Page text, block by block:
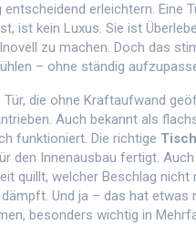
entscheidend erleichtern. Eine
ist kein Luxus. Sie ist
zu machen. Doch das
– ohne ständig
Tür, die ohne Kraftaufwand
. Auch bekannt als
funktioniert. Die richtige
den Innenausbau fertigt.
quillt, welcher Beschlag
Und ja – das hat etwas
besonders wichtig in